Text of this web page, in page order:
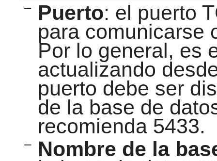
– Puerto: el puerto
para comunicarse
Por lo general, es
actualizando
puerto debe ser
de la base de
recomienda 5433.
– Nombre de la